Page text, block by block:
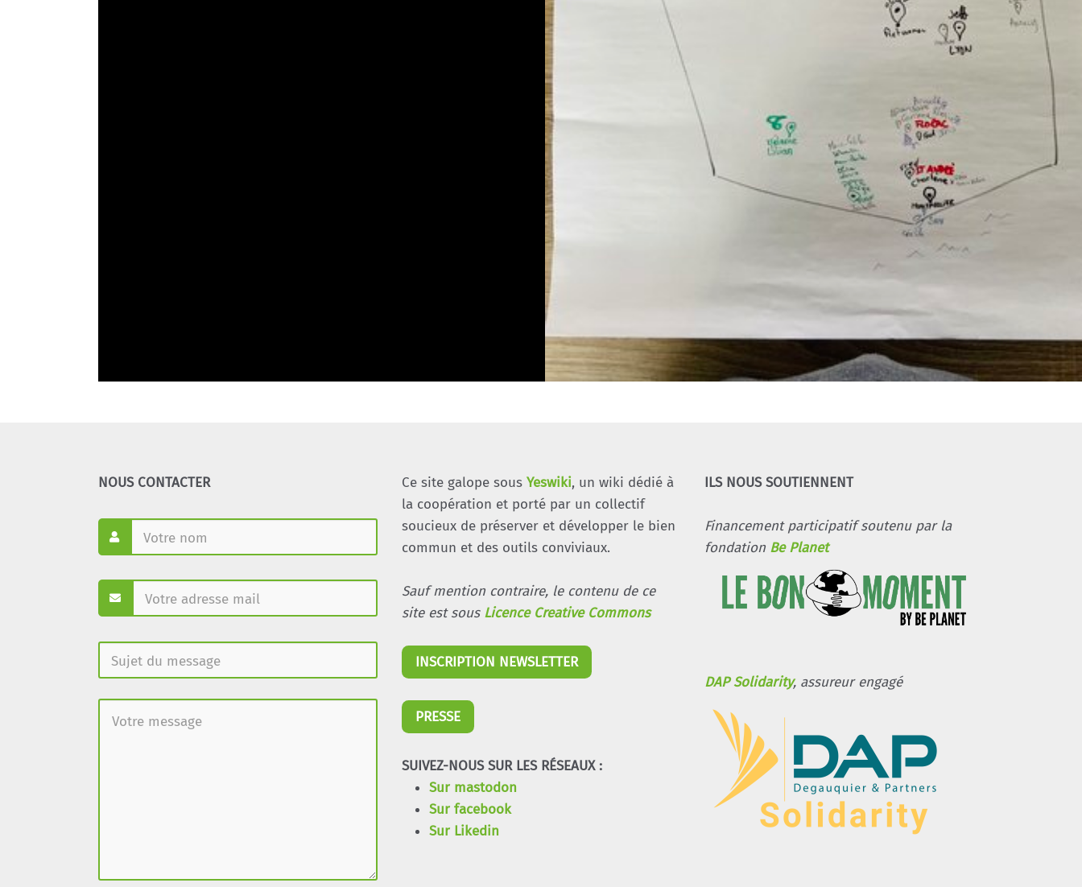
NOUS CONTACTER Ce site galope sous Yeswiki, un wiki dédié à
la coopération et porté par un collectif
soucieux de préserver et développer le bien
commun et des outils conviviaux.
Sauf mention contraire, le contenu de ce
site est sous Licence Creative Commons
INSCRIPTION NEWSLETTER
PRESSE
SUIVEZ-NOUS SUR LES RÉSEAUX :
Sur mastodon
Sur facebook
Sur Likedin
ILS NOUS SOUTIENNENT
Financement participatif soutenu par la
fondation Be Planet
DAP Solidarity, assureur engagé